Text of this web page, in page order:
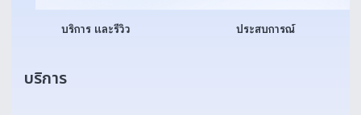
บริการ และรีวิว ประสบการณ์
บริการ